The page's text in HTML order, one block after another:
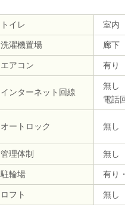
トイレ 室内
洗濯機置場 廊下
エアコン 有り
インターネット回線
無し
電話
オートロック 無し
管理体制 無し
駐輪場 有り
ロフト 無し